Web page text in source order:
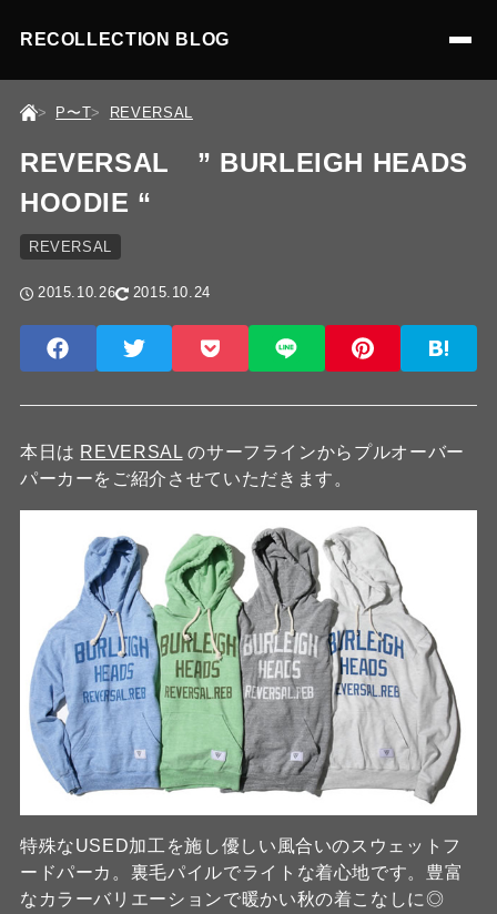
RECOLLECTION BLOG
P〜T REVERSAL
REVERSAL ” BURLEIGH HEADS
HOODIE “
REVERSAL
2015.10.26 2015.10.24
本日は REVERSAL のサーフラインからプルオーバー
パーカーをご紹介させていただきます。
特殊なUSED加工を施し優しい風合いのスウェットフ
ードパーカ。裏毛パイルでライトな着心地です。豊富
なカラーバリエーションで暖かい秋の着こなしに◎